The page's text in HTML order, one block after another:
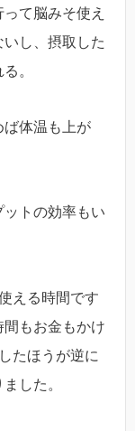
て脳みそ使え
し、摂取した
。
ば体温も上が
トの効率もい
える時間です
もお金もかけ
たほうが逆に
した。